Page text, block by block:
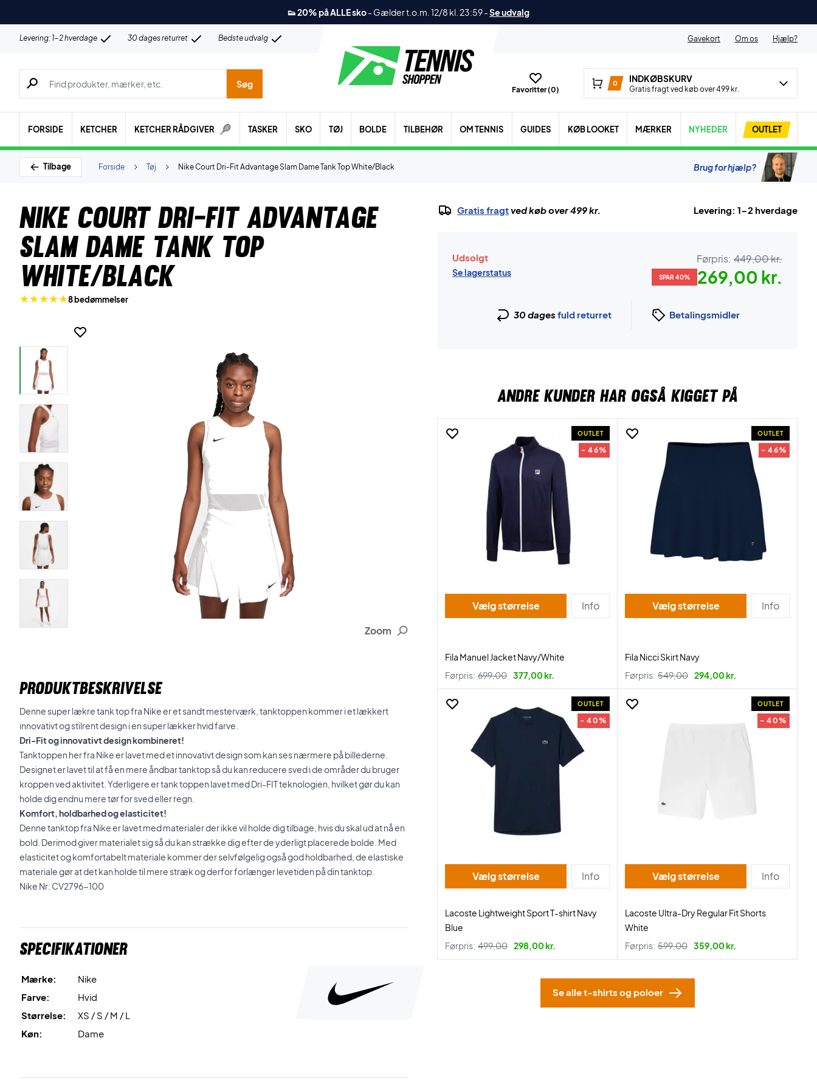
👟 20% på ALLE sko- Gælder t.o.m. 12/8 kl. 23:59-Se udvalg
Levering: 1-2 hverdage 30 dages returret Bedste udvalg Gavekort Om os Hjælp?
Søg efter produkter, mærker etc.
Søg
Favoritter (0)
0 INDKØBSKURV
Gratis fragt ved køb over 499 kr.
FORSIDE KETCHER KETCHER RÅDGIVER TASKER SKO TØJ BOLDE TILBEHØR OM TENNIS GUIDES KØB LOOKET MÆRKER NYHEDER OUTLET
Tilbage Nike Court Dri-Fit Advantage Slam Dame Tank Top White/Black
Tøj
Forside Brug for hjælp?
Nike Court Dri-Fit Advantage
Slam Dame Tank Top
White/Black
8 bedømmelser
Zoom
PRODUKTBESKRIVELSE
Denne super lækre tank top fra Nike er et sandt mesterværk, tanktoppen kommer i et lækkert
innovativt og stilrent design i en super lækker hvid farve.
Dri-Fit og innovativt design kombineret!
Tanktoppen her fra Nike er lavet med et innovativt design som kan ses nærmere på billederne.
Designet er lavet til at få en mere åndbar tanktop så du kan reducere sved i de områder du bruger
kroppen ved aktivitet. Yderligere er tank toppen lavet med Dri-FIT teknologien, hvilket gør du kan
holde dig endnu mere tør for sved eller regn.
Komfort, holdbarhed og elasticitet!
Denne tanktop fra Nike er lavet med materialer der ikke vil holde dig tilbage, hvis du skal ud at nå en
bold. Derimod giver materialet sig så du kan strække dig efter de yderligt placerede bolde. Med
elasticitet og komfortabelt materiale kommer der selvfølgelig også god holdbarhed, de elastiske
materiale gør at det kan holde til mere stræk og derfor forlænger levetiden på din tanktop.
Nike Nr: CV2796-100
Specifikationer
Mærke:
Nike
Farve:
Hvid
Størrelse:
XS / S / M / L
Køn:
Dame
Gratis fragtved køb over 499 kr. Levering: 1-2 hverdage
Udsolgt
Se lagerstatus
Førpris: 449,00 kr.
SPAR 40% 269,00 kr.
30 dages fuld returret Betalingsmidler
ANDRE KUNDER HAR OGSÅ KIGGET PÅ
OUTLET
- 46%
Vælg størrelse Info
Fila Manuel Jacket Navy/White
Førpris: 699,00 377,00 kr.
OUTLET
- 46%
Vælg størrelse Info
Fila Nicci Skirt Navy
Førpris: 549,00 294,00 kr.
OUTLET
- 40%
Vælg størrelse Info
Lacoste Lightweight Sport T-shirt Navy
Blue
Førpris: 499,00 298,00 kr.
OUTLET
- 40%
Vælg størrelse Info
Lacoste Ultra-Dry Regular Fit Shorts
White
Førpris: 599,00 359,00 kr.
Se alle t-shirts og poloer